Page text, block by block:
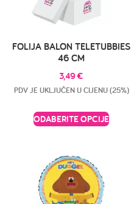
FOLIJA BALON TELETUBBIES
46 CM
3,49€
PDV JE UKLJUČEN U CIJENU (25%)
ODABERITE OPCIJE